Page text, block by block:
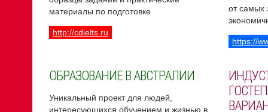
материалы по подготовке
http://cdielts.ru
от самых
https://
ОБРАЗОВАНИЕ В АВСТРАЛИИ
Уникальный проект для людей,
интересующихся обучением и жизнью в